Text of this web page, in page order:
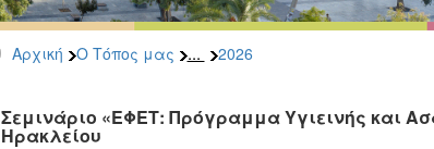
Αρχική Ο Τόπος μας ... 2026
Σεμινάριο «ΕΦΕΤ: Πρόγραμμα Υγιεινής και
Ηρακλείου